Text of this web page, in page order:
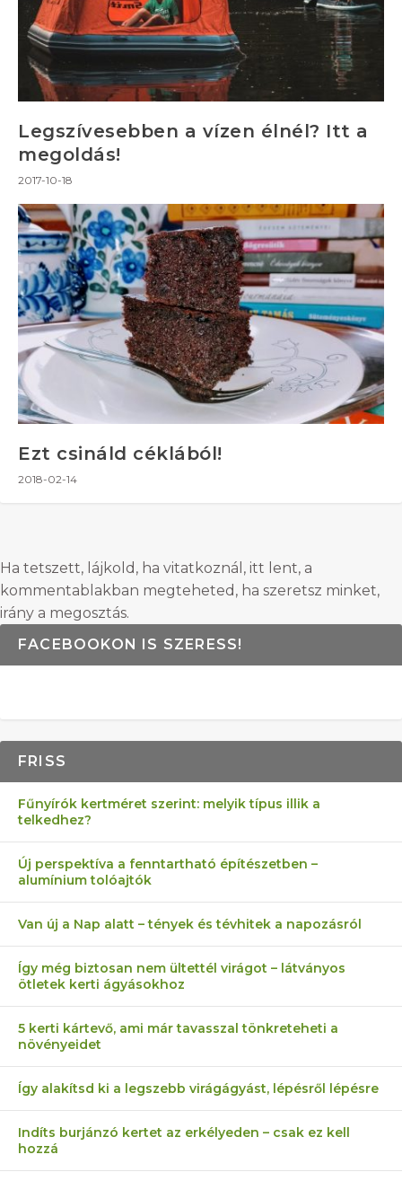
Legszívesebben a vízen élnél? Itt a
megoldás!
2017-10-18
Ezt csináld céklából!
2018-02-14
Ha tetszett, lájkold, ha vitatkoznál, itt lent, a
kommentablakban megteheted, ha szeretsz minket,
irány a megosztás.
FACEBOOKON IS SZERESS!
FRISS
Fűnyírók kertméret szerint: melyik típus illik a
telkedhez?
Új perspektíva a fenntartható építészetben –
alumínium tolóajtók
Van új a Nap alatt – tények és tévhitek a napozásról
Így még biztosan nem ültettél virágot – látványos
ötletek kerti ágyásokhoz
5 kerti kártevő, ami már tavasszal tönkreteheti a
növényeidet
Így alakítsd ki a legszebb virágágyást, lépésről lépésre
Indíts burjánzó kertet az erkélyeden – csak ez kell
hozzá